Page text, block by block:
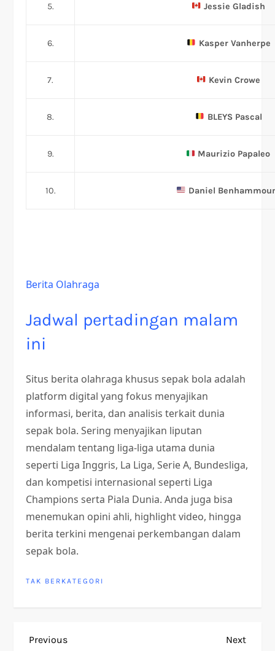
5. Jessie Gladish
6. Kasper Vanherpe
7. Kevin Crowe
8. BLEYS Pascal
9. Maurizio Papaleo
10. Daniel
Berita Olahraga
Jadwal pertadingan malam
ini
Situs berita olahraga khusus sepak bola adalah
platform digital yang fokus menyajikan
informasi, berita, dan analisis terkait dunia
sepak bola. Sering menyajikan liputan
mendalam tentang liga-liga utama dunia
seperti Liga Inggris, La Liga, Serie A, Bundesliga,
dan kompetisi internasional seperti Liga
Champions serta Piala Dunia. Anda juga bisa
menemukan opini ahli, highlight video, hingga
berita terkini mengenai perkembangan dalam
sepak bola.
TAK BERKATEGORI
P
Previous
Previous
Next
Next